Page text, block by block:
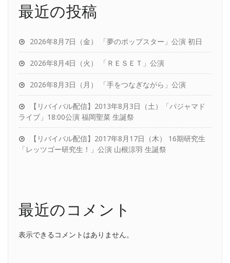
最近の投稿
2026年8月7日（金） 「夢のポップスター」公演 初日
2026年8月4日（火） 「ＲＥＳＥＴ」公演
2026年8月3日（月） 「手をつなぎながら」公演
【リバイバル配信】2013年8月3日（土）「パジャマド
ライブ」18:00公演 福岡聖菜 生誕祭
【リバイバル配信】2017年8月17日（木） 16期研究生
「レッツゴー研究生！」公演 山根涼羽 生誕祭
最近のコメント
表示できるコメントはありません。